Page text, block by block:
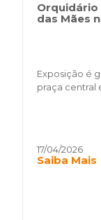
Orquidário
das Mães
Exposição é
praça central
17/04/2026
Saiba Mais